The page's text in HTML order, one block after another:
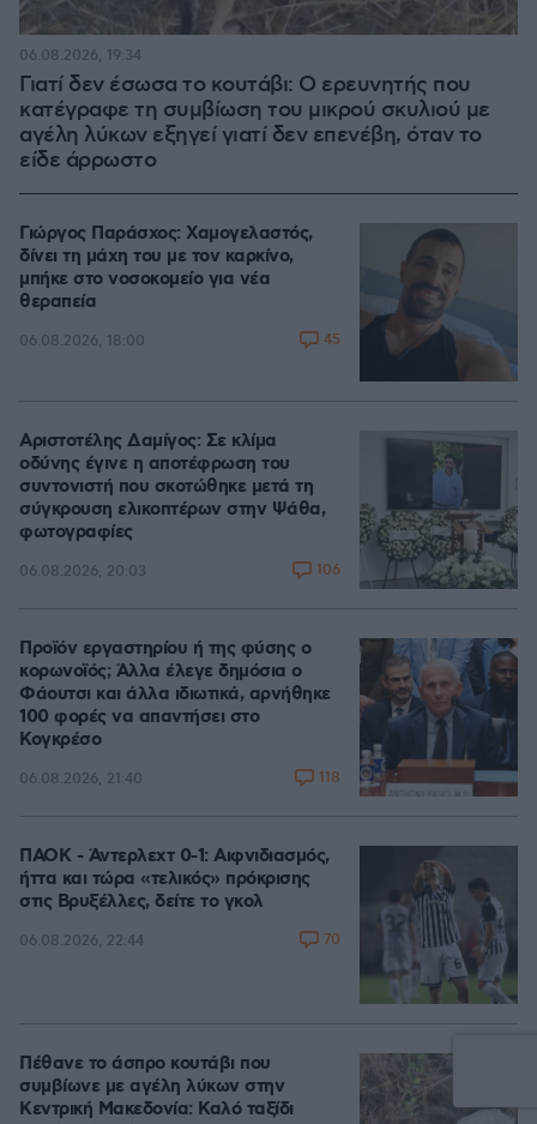
Γιατί δεν έσωσα το κουτάβι: Ο ερευνητής που
κατέγραφε τη συμβίωση του μικρού σκυλιού με
αγέλη λύκων εξηγεί γιατί δεν επενέβη, όταν το
είδε άρρωστο
06.08.2026, 19:34
Γιώργος Παράσχος: Χαμογελαστός,
δίνει τη μάχη του με τον καρκίνο,
μπήκε στο νοσοκομείο για νέα
θεραπεία
06.08.2026, 18:00 45
Αριστοτέλης Δαμίγος: Σε κλίμα
οδύνης έγινε η αποτέφρωση του
συντονιστή που σκοτώθηκε μετά τη
σύγκρουση ελικοπτέρων στην Ψάθα,
φωτογραφίες
06.08.2026, 20:03 106
Προϊόν εργαστηρίου ή της φύσης ο
κορωνοϊός; Άλλα έλεγε δημόσια ο
Φάουτσι και άλλα ιδιωτικά, αρνήθηκε
100 φορές να απαντήσει στο
Κογκρέσο
06.08.2026, 21:40 118
ΠΑΟΚ - Άντερλεχτ 0-1: Αιφνιδιασμός,
ήττα και τώρα «τελικός» πρόκρισης
στις Βρυξέλλες, δείτε το γκολ
06.08.2026, 22:44 70
Πέθανε το άσπρο κουτάβι που
συμβίωνε με αγέλη λύκων στην
Κεντρική Μακεδονία: Καλό ταξίδι